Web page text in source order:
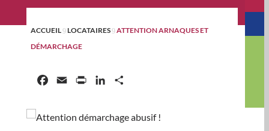
ACCUEIL9LOCATAIRES9ATTENTION ARNAQUES ET
DÉMARCHAGE
Facebook
Email Print LinkedIn